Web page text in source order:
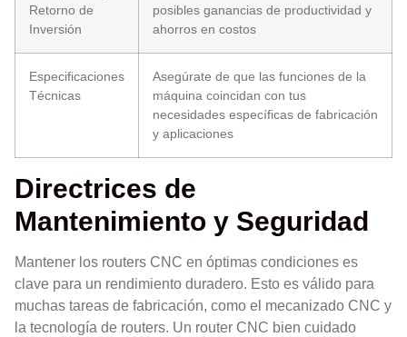
Retorno de
Inversión
posibles ganancias de productividad y
ahorros en costos
Especificaciones
Técnicas
Asegúrate de que las funciones de la
máquina coincidan con tus
necesidades específicas de fabricación
y aplicaciones
Directrices de
Mantenimiento y Seguridad
Mantener los routers CNC en óptimas condiciones es
clave para un rendimiento duradero. Esto es válido para
muchas tareas de fabricación, como el mecanizado CNC y
la tecnología de routers. Un router CNC bien cuidado